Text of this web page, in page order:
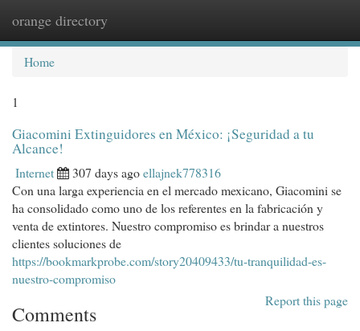
orange directory
Home
1
Giacomini Extinguidores en México: ¡Seguridad a tu
Alcance!
Internet 307 days agoellajnek778316
Con una larga experiencia en el mercado mexicano, Giacomini se
ha consolidado como uno de los referentes en la fabricación y
venta de extintores. Nuestro compromiso es brindar a nuestros
clientes soluciones de
https://bookmarkprobe.com/story20409433/tu-tranquilidad-es-
nuestro-compromiso
Report this page
Comments